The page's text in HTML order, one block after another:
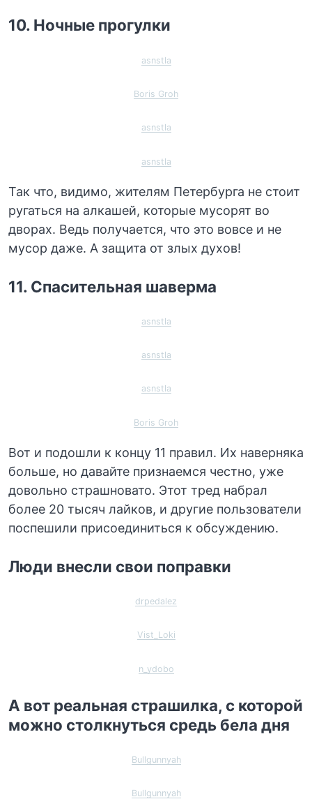
10. Ночные прогулки
asnstla
Boris Groh
asnstla
asnstla
Так что, видимо, жителям Петербурга не стоит
ругаться на алкашей, которые мусорят во
дворах. Ведь получается, что это вовсе и не
мусор даже. А защита от злых духов!
11. Спасительная шаверма
asnstla
asnstla
asnstla
Boris Groh
Вот и подошли к концу 11 правил. Их наверняка
больше, но давайте признаемся честно, уже
довольно страшновато. Этот тред набрал
более 20 тысяч лайков, и другие пользователи
поспешили присоединиться к обсуждению.
Люди внесли свои поправки
drpedalez
Vist_Loki
n_ydobo
А вот реальная страшилка, с которой
можно столкнуться средь бела дня
Bullgunnyah
Bullgunnyah